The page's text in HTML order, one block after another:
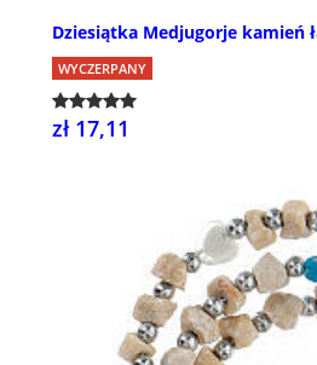
Dziesiątka Medjugorje kamień
WYCZERPANY
zł 17,11